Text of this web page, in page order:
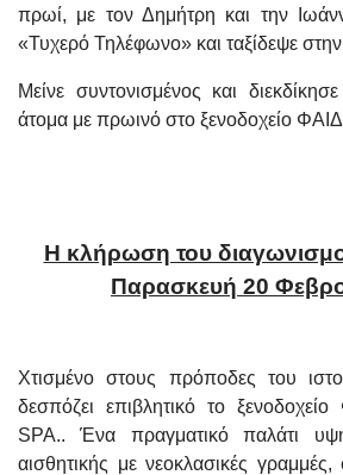
πρωί, με τον Δημήτρη και την
«Τυχερό Τηλέφωνο» και ταξίδεψε
Μείνε συντονισμένος και
άτομα με πρωινό στο ξενοδοχείο
Η κλήρωση του
Παρασκευή 20
Χτισμένο στους πρόποδες του
δεσπόζει επιβλητικό το
SPA.. Ένα πραγματικό παλάτι
αισθητικής με νεοκλασικές γραμμές,